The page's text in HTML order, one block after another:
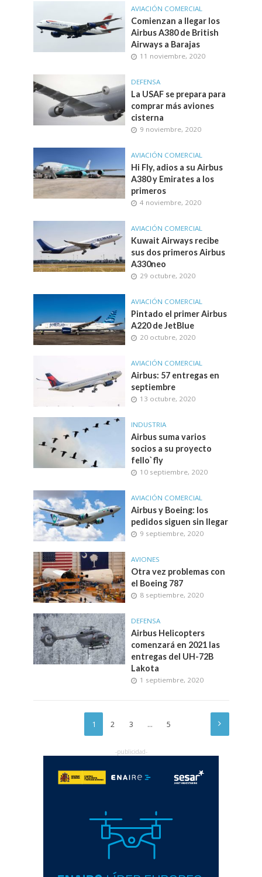
AVIACIÓN COMERCIAL
Comienzan a llegar los
Airbus A380 de British
Airways a Barajas
11 noviembre, 2020
DEFENSA
La USAF se prepara para
comprar más aviones
cisterna
9 noviembre, 2020
AVIACIÓN COMERCIAL
Hi Fly, adios a su Airbus
A380 y Emirates a los
primeros
4 noviembre, 2020
AVIACIÓN COMERCIAL
Kuwait Airways recibe
sus dos primeros Airbus
A330neo
29 octubre, 2020
AVIACIÓN COMERCIAL
Pintado el primer Airbus
A220 de JetBlue
20 octubre, 2020
AVIACIÓN COMERCIAL
Airbus: 57 entregas en
septiembre
13 octubre, 2020
INDUSTRIA
Airbus suma varios
socios a su proyecto
fello`fly
10 septiembre, 2020
AVIACIÓN COMERCIAL
Airbus y Boeing: los
pedidos siguen sin llegar
9 septiembre, 2020
AVIONES
Otra vez problemas con
el Boeing 787
8 septiembre, 2020
DEFENSA
Airbus Helicopters
comenzará en 2021 las
entregas del UH-72B
Lakota
1 septiembre, 2020
1 2 3 … 5